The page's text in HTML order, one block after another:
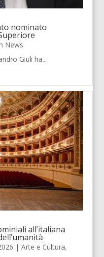
nominato
News
Giuli ha...
all’italiana
|Arte e Cultura,